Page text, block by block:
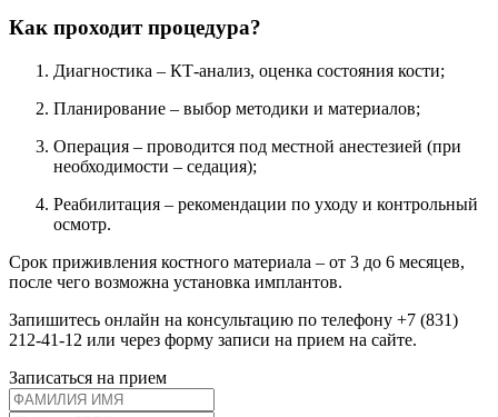
Как проходит процедура?
Диагностика – КТ-анализ, оценка состояния кости;
Планирование – выбор методики и материалов;
Операция – проводится под местной анестезией (при
необходимости – седация);
Реабилитация – рекомендации по уходу и контрольный
осмотр.
Срок приживления костного материала – от 3 до 6 месяцев,
после чего возможна установка имплантов.
Запишитесь онлайн на консультацию по телефону +7 (831)
212-41-12 или через форму записи на прием на сайте.
Записаться на прием